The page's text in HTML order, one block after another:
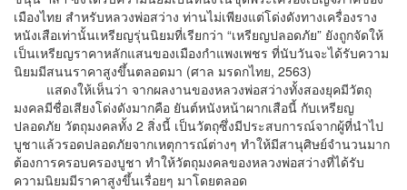
เมืองไทย สําหรับหลวงพ่อสว่าง ท่านไม่เพียงแต่โด่งดังทางเครื่องราง
หนังเสือเท่านั้นเหรียญรุ่นนิยมที่เรียกว่า “เหรียญปลอดภัย” ยังถูกจัดให้
เป็นเหรียญราคาหลักแสนของเมืองกําแพงเพชร ที่นับวันจะได้รับความ
นิยมมีสนนราคาสูงขึ้นตลอดมา (ศาล มรดกไทย, 2563)
แสดงให้เห็นว่า จากผลงานของหลวงพ่อสว่างทั้งสองยุคมีวัตถุ
มงคลมีชื่อเสียงโด่งดังมากคือ ยันต์หนังหน้าผากเสือนี้ กับเหรียญ
ปลอดภัย วัตถุมงคลทั้ง 2 สิ่งนี้ เป็นวัตถุซึ่งมีประสบการณ์จากผู้ที่นำไป
บูชาแล้วรอดปลอดภัยจากเหตุการณ์ต่างๆ ทำให้มีสานุศิษย์จำนวนมาก
ต้องการครอบครองบูชา ทำให้วัตถุมงคลของหลวงพ่อสว่างที่ได้รับ
ความนิยมมีราคาสูงขึ้นเรื่อยๆ มาโดยตลอด